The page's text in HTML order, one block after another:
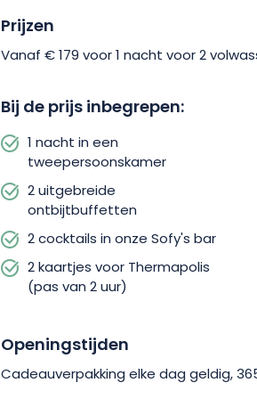
te wachten, gevolgd door 2 cocktails
krijg je 2 gratis kaartjes voor 2 uur
Een jaar geldig na aankoop, dus je
Amnéville, waar je gegarandeerd
beleeft. Er is gratis beveiligde
vergemakkelijken.
Prijzen
Vanaf € 179 voor 1 nacht voor 2
Bij de prijs inbegrepen:
1 nacht in een
tweepersoonskamer
2 uitgebreide
ontbijtbuffetten
2 cocktails in onze Sofy's bar
2 kaartjes voor Thermapolis
(pas van 2 uur)
Openingstijden
Cadeauverpakking elke dag geldig,